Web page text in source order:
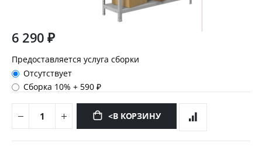
6 290 ₽
Предоставляется услуга сборки
Отсутствует
Сборка 10%+ 590 ₽
<В КОРЗИНУ